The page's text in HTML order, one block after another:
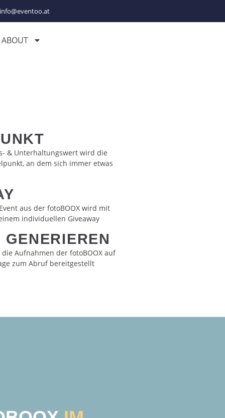
info@eventoo.at
ABOUT
& Unterhaltungswert wird die
an dem sich immer etwas
aus der fotoBOOX wird mit
individuellen Giveaway
Aufnahmen der fotoBOOX auf
zum Abruf bereitgestellt